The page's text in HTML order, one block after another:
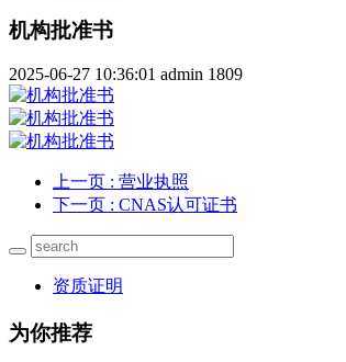
机构批准书
2025-06-27 10:36:01 admin 1809
上一页 : 营业执照
下一页 : CNAS认可证书
资质证明
为你推荐